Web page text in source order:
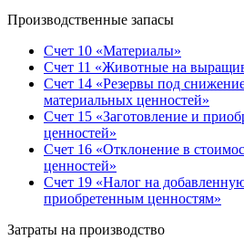
Производственные запасы
Счет 10 «Материалы»
Счет 11 «Животные на
Счет 14 «Резервы под
материальных ценностей»
Счет 15 «Заготовление и
ценностей»
Счет 16 «Отклонение в
ценностей»
Счет 19 «Налог на
приобретенным ценностям»
Затраты на производство